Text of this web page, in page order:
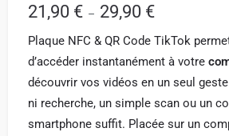
21,90 € – 29,90 €
Plaque NFC & QR Code TikTok
d’accéder instantanément à votre
découvrir vos vidéos en un seul
ni recherche, un simple scan ou un
smartphone suffit. Placée sur un